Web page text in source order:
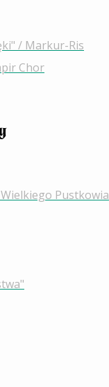
/ Markur-Ris
Chor
Pustkowia